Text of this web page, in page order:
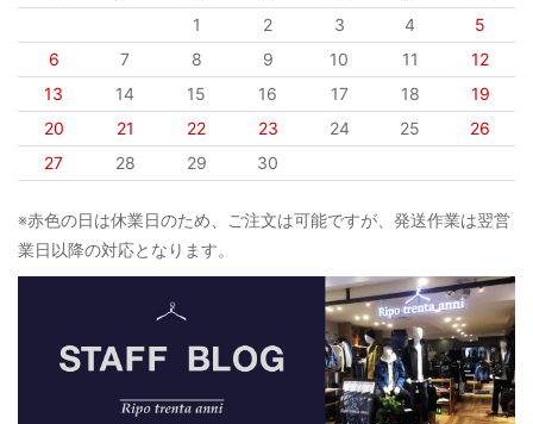
1
2 3 4
5
6
7 8 9 10 11
12
13
14 15 16 17 18
19
20
21 22 23 24 25
26
27
28 29 30
※赤色の日は休業日のため、ご注文は可能ですが、発送作業は翌営
業日以降の対応となります。